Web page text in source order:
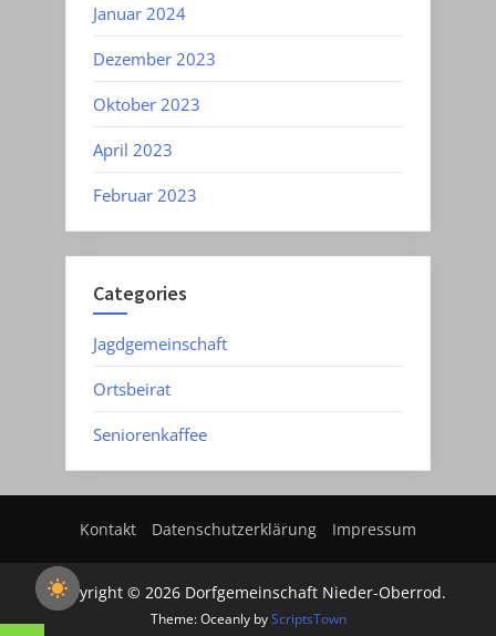
Januar 2024
Dezember 2023
Oktober 2023
April 2023
Februar 2023
Categories
Jagdgemeinschaft
Ortsbeirat
Seniorenkaffee
Kontakt Datenschutzerklärung Impressum
Copyright © 2026 Dorfgemeinschaft Nieder-Oberrod.
Theme: Oceanly byScriptsTown